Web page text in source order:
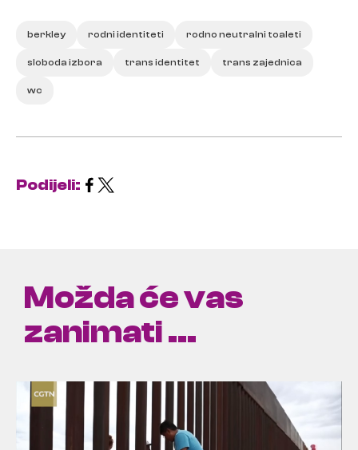
berkley rodni identiteti rodno neutralni toaleti
sloboda izbora trans identitet trans zajednica
wc
Podijeli:
Možda će vas
zanimati ...